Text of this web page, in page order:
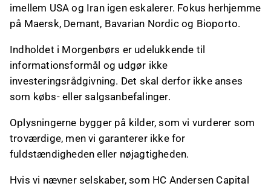
imellem USA og Iran igen eskalerer. Fokus herhjemme
på Maersk, Demant, Bavarian Nordic og Bioporto.
Indholdet i Morgenbørs er udelukkende til
informationsformål og udgør ikke
investeringsrådgivning. Det skal derfor ikke anses
som købs- eller salgsanbefalinger.
Oplysningerne bygger på kilder, som vi vurderer som
troværdige, men vi garanterer ikke for
fuldstændigheden eller nøjagtigheden.
Hvis vi nævner selskaber, som HC Andersen Capital